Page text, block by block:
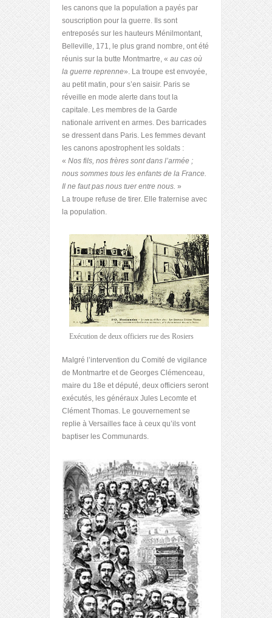
les canons que la population a payés par
souscription pour la guerre. Ils sont
entreposés sur les hauteurs Ménilmontant,
Belleville, 171, le plus grand nombre, ont été
réunis sur la butte Montmartre, « au cas où
la guerre reprenne». La troupe est envoyée,
au petit matin, pour s’en saisir. Paris se
réveille en mode alerte dans tout la
capitale. Les membres de la Garde
nationale arrivent en armes. Des barricades
se dressent dans Paris. Les femmes devant
les canons apostrophent les soldats :
« Nos fils, nos frères sont dans l’armée ;
nous sommes tous les enfants de la France.
Il ne faut pas nous tuer entre nous. »
La troupe refuse de tirer. Elle fraternise avec
la population.
Exécution de deux officiers rue des Rosiers
Malgré l’intervention du Comité de vigilance
de Montmartre et de Georges Clémenceau,
maire du 18e et député, deux officiers seront
exécutés, les généraux Jules Lecomte et
Clément Thomas. Le gouvernement se
replie à Versailles face à ceux qu’ils vont
baptiser les Communards.